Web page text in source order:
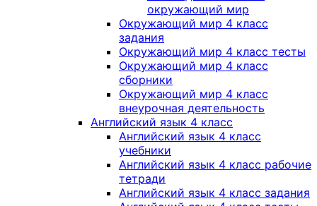
окружающий мир
Окружающий мир 4 класс
задания
Окружающий мир 4 класс тесты
Окружающий мир 4 класс
сборники
Окружающий мир 4 класс
внеурочная деятельность
Английский язык 4 класс
Английский язык 4 класс
учебники
Английский язык 4 класс рабочие
тетради
Английский язык 4 класс задания